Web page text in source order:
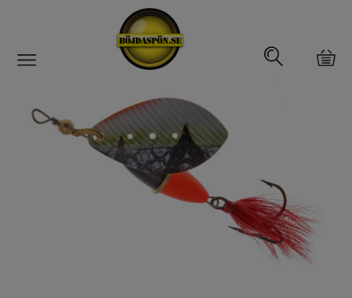
Abborrfemman